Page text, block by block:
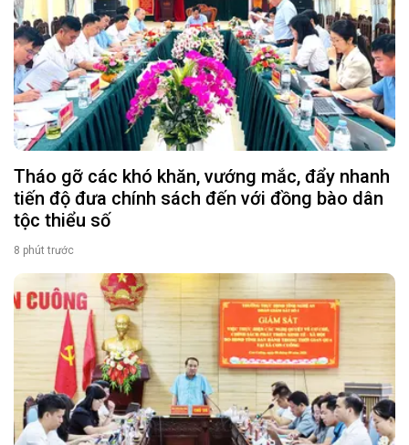
Tháo gỡ các khó khăn, vướng mắc, đẩy nhanh
tiến độ đưa chính sách đến với đồng bào dân
tộc thiểu số
8 phút trước